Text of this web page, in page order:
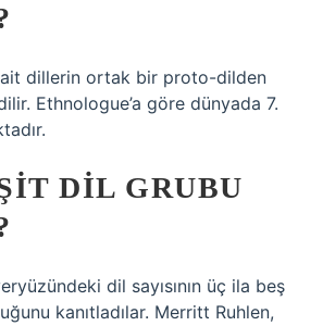
ait dillerin ortak bir proto-dilden
Ethnologue’a göre dünyada 7.
DIL GRUBU
dil sayısının üç ila beş
kanıtladılar. Merritt Ruhlen,